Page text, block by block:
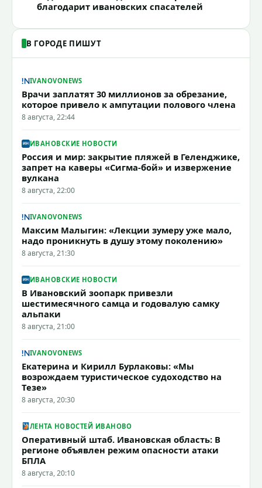
благодарит ивановских спасателей
В ГОРОДЕ ПИШУТ
IVANOVONEWS
Врачи заплатят 30 миллионов за обрезание,
которое привело к ампутации полового члена
8 августа, 22:44
ИВАНОВСКИЕ НОВОСТИ
Россия и мир: закрытие пляжей в Геленджике,
запрет на каверы «Сигма-бой» и извержение
вулкана
8 августа, 22:00
IVANOVONEWS
Максим Малыгин: «Лекции зумеру уже мало,
надо проникнуть в душу этому поколению»
8 августа, 21:30
ИВАНОВСКИЕ НОВОСТИ
В Ивановский зоопарк привезли
шестимесячного самца и годовалую самку
альпаки
8 августа, 21:00
IVANOVONEWS
Екатерина и Кирилл Бурлаковы: «Мы
возрождаем туристическое судоходство на
Тезе»
8 августа, 20:30
ЛЕНТА НОВОСТЕЙ ИВАНОВО
Оперативный штаб. Ивановская область: В
регионе объявлен режим опасности атаки
БПЛА
8 августа, 20:10